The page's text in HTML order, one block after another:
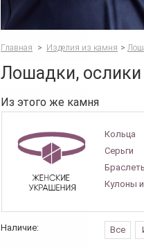
Главная > Изделия из камня >
Лошадки,
Из этого же камня
Кольца
Серьги
Кулоны
Наличие: Все